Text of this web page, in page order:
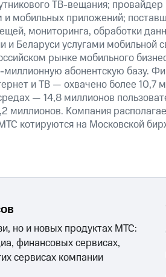
ТВ-вещания;
и мобильных приложений;
мониторинга, обработки
и Беларуси услугами мобильной
рынке мобильного
абонентскую базу.
и ТВ — охвачено более 10,7
— 14,8 миллионов
миллионов. Компания
котируются на Московской
но и новых продуктах МТС:
финансовых сервисах,
сервисах компании